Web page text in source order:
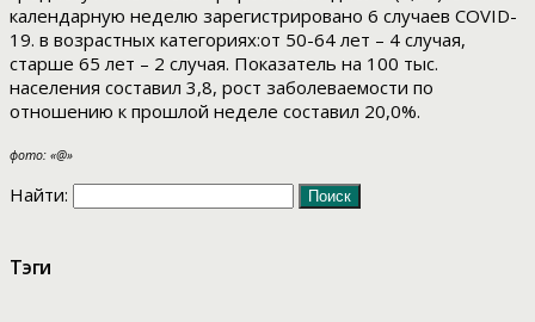
календарную неделю зарегистрировано 6 случаев COVID-
19. в возрастных категориях:от 50-64 лет – 4 случая,
старше 65 лет – 2 случая. Показатель на 100 тыс.
населения составил 3,8, рост заболеваемости по
отношению к прошлой неделе составил 20,0%.
фото: «@»
Найти:
Тэги